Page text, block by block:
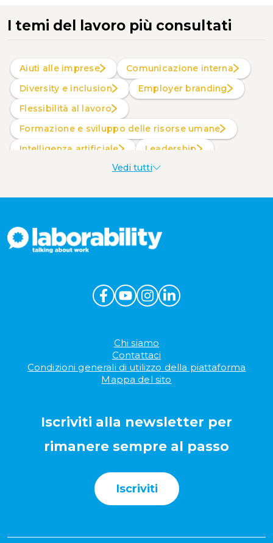
I temi del lavoro più consultati
Aiuti alle imprese
Comunicazione interna
Diversity e inclusion
Employer branding
Flessibilità al lavoro
Formazione e sviluppo delle risorse umane
intelligenza artificiale
Leadership
Produttività al lavoroVedi tutti
Chi siamo
Contattaci
Condizioni generali di utilizzo della piattaforma
Mappa del sito
Iscriviti alla newsletter per
rimanere sempre al passo
Iscriviti